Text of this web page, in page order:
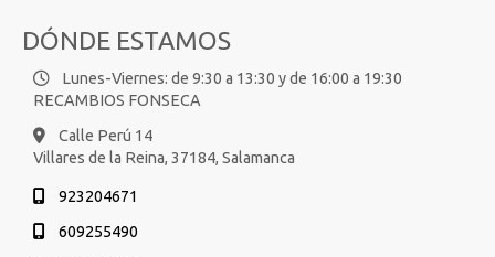
DÓNDE ESTAMOS
Lunes-Viernes: de 9:30 a 13:30 y de 16:00 a 19:30
RECAMBIOS FONSECA
Calle Perú 14
Villares de la Reina, 37184, Salamanca
923204671
609255490